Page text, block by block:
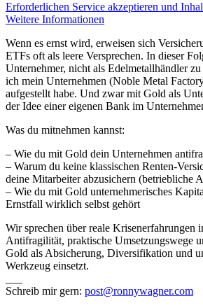
Erforderlichen Service akzeptieren und
Weitere Informationen
Wenn es ernst wird, erweisen sich
ETFs oft als leere Versprechen. In dieser
Unternehmer, nicht als Edelmetallhändler
ich mein Unternehmen (Noble Metal
aufgestellt habe. Und zwar mit Gold als
der Idee einer eigenen Bank im
Was du mitnehmen kannst:
– Wie du mit Gold dein Unternehmen
– Warum du keine klassischen Renten-
deine Mitarbeiter abzusichern (betriebliche
– Wie du mit Gold unternehmerisches
Ernstfall wirklich selbst gehört
Wir sprechen über reale Krisenerfahrungen
Antifragilität, praktische Umsetzungswege
Gold als Absicherung, Diversifikation und
Werkzeug einsetzt.
Schreib mir gern: post@ronnywagner.com